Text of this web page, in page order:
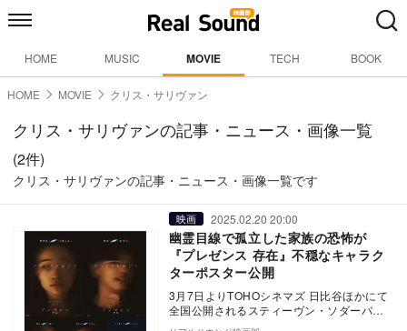
HOME MUSIC MOVIE TECH BOOK
HOME MOVIE クリス・サリヴァン
クリス・サリヴァンの記事・ニュース・画像一覧
(2件)
クリス・サリヴァンの記事・ニュース・画像一覧です
映画 2025.02.20 20:00
幽霊目線で孤立した家族の恐怖が
『プレゼンス 存在』不穏なキャラク
ターポスター公開
3月7日よりTOHOシネマズ 日比谷ほかにて
全国公開されるスティーヴン・ソダーバー
グ監督作『プレゼンス 存在』のキャラクタ